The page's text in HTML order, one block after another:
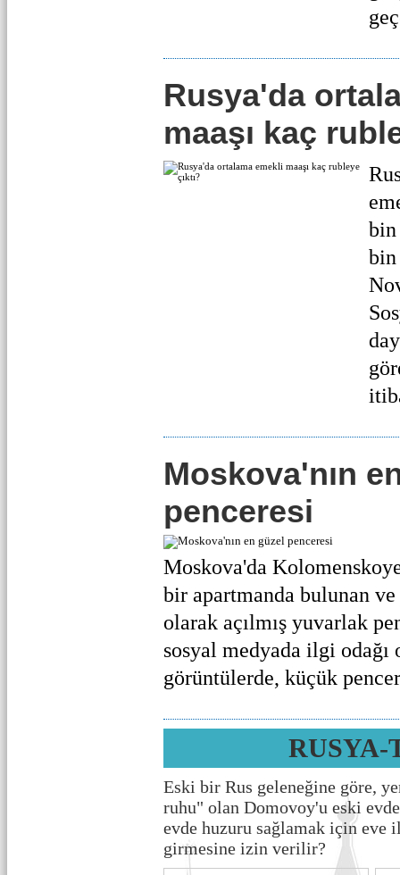
Rusya'da
maaşı kaç
bin
bin
Moskova'nın
penceresi
Moskova'da
bir apartmanda bulunan
olarak açılmış yuvarlak
sosyal medyada ilgi
görüntülerde, küçük
RUSYA-
Eski bir Rus geleneğine göre,
ruhu" olan Domovoy'u eski
evde huzuru sağlamak için
girmesine izin verilir?